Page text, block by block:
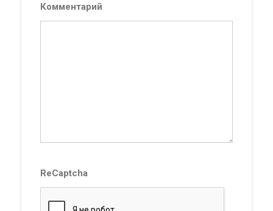
Комментарий
ReCaptcha